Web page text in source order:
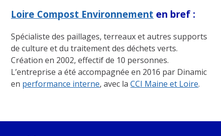
Loire Compost Environnement en bref :
Spécialiste des paillages, terreaux et autres supports
de culture et du traitement des déchets verts.
Création en 2002, effectif de 10 personnes.
L’entreprise a été accompagnée en 2016 par Dinamic
en performance interne, avec laCCI Maine et Loire.